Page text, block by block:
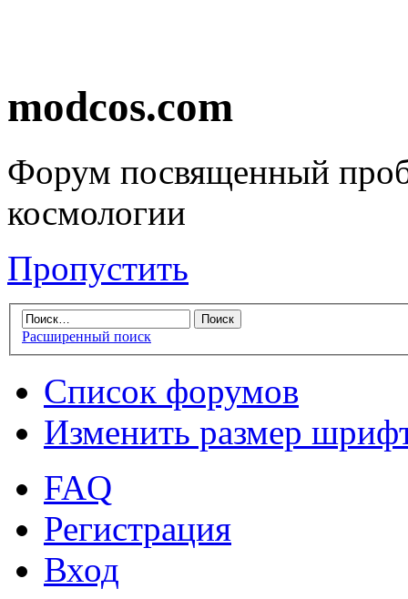
modcos.com
Форум посвященный
космологии
Пропустить
Расширенный поиск
Список форумов
Изменить размер
FAQ
Регистрация
Вход